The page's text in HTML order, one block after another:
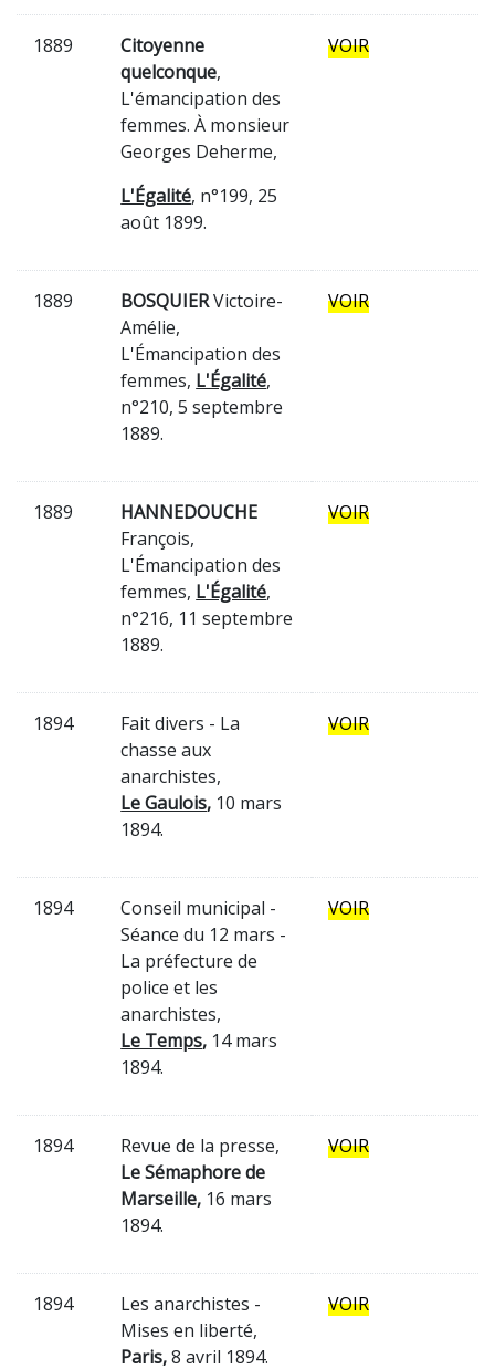
1889
Citoyenne
quelconque,
L'émancipation des
femmes. À monsieur
Georges Deherme,
L'Égalité, n°199, 25
août 1899.
VOIR
1889 BOSQUIERVictoire-
Amélie,
L'Émancipation des
femmes, L'Égalité,
n°210, 5 septembre
1889.
VOIR
1889
HANNEDOUCHE
François,
L'Émancipation des
femmes, L'Égalité,
n°216, 11 septembre
1889.
VOIR
1894
Fait divers - La
chasse aux
anarchistes,
Le Gaulois, 10 mars
1894.
VOIR
1894
Conseil municipal -
Séance du 12 mars -
La préfecture de
police et les
anarchistes,
Le Temps, 14 mars
1894.
VOIR
1894
Revue de la presse,
Le Sémaphore de
Marseille, 16 mars
1894.
VOIR
1894
Les anarchistes -
Mises en liberté,
Paris,8 avril 1894.
VOIR